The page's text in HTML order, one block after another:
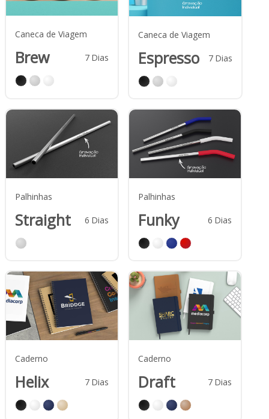
Caneca de Viagem
Brew 7 Dias
Caneca de Viagem
Espresso 7 Dias
Palhinhas
Straight 6 Dias
Palhinhas
Funky 6 Dias
Caderno
Helix 7 Dias
Caderno
Draft 7 Dias